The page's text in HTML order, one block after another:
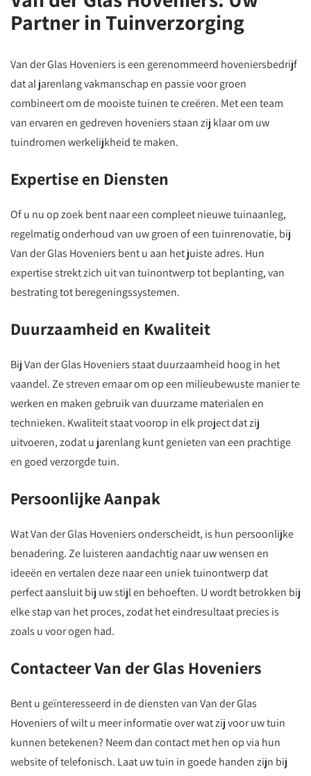
Partner in Tuinverzorging
Van der Glas Hoveniers is een gerenommeerd hoveniersbedrijf
dat al jarenlang vakmanschap en passie voor groen
combineert om de mooiste tuinen te creëren. Met een team
van ervaren en gedreven hoveniers staan zij klaar om uw
tuindromen werkelijkheid te maken.
Expertise en Diensten
Of u nu op zoek bent naar een compleet nieuwe tuinaanleg,
regelmatig onderhoud van uw groen of een tuinrenovatie, bij
Van der Glas Hoveniers bent u aan het juiste adres. Hun
expertise strekt zich uit van tuinontwerp tot beplanting, van
bestrating tot beregeningssystemen.
Duurzaamheid en Kwaliteit
Bij Van der Glas Hoveniers staat duurzaamheid hoog in het
vaandel. Ze streven ernaar om op een milieubewuste manier te
werken en maken gebruik van duurzame materialen en
technieken. Kwaliteit staat voorop in elk project dat zij
uitvoeren, zodat u jarenlang kunt genieten van een prachtige
en goed verzorgde tuin.
Persoonlijke Aanpak
Wat Van der Glas Hoveniers onderscheidt, is hun persoonlijke
benadering. Ze luisteren aandachtig naar uw wensen en
ideeën en vertalen deze naar een uniek tuinontwerp dat
perfect aansluit bij uw stijl en behoeften. U wordt betrokken bij
elke stap van het proces, zodat het eindresultaat precies is
zoals u voor ogen had.
Contacteer Van der Glas Hoveniers
Bent u geïnteresseerd in de diensten van Van der Glas
Hoveniers of wilt u meer informatie over wat zij voor uw tuin
kunnen betekenen? Neem dan contact met hen op via hun
website of telefonisch. Laat uw tuin in goede handen zijn bij